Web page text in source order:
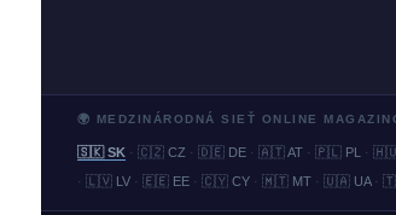
🌍 MEDZINÁRODNÁ SIEŤ ONLINE
🇸🇰 SK · 🇨🇿 CZ · 🇩🇪 DE · 🇦🇹 AT · 🇵🇱 PL · 🇭🇺
· 🇱🇻 LV · 🇪🇪 EE · 🇨🇾 CY · 🇲🇹 MT · 🇺🇦 UA ·